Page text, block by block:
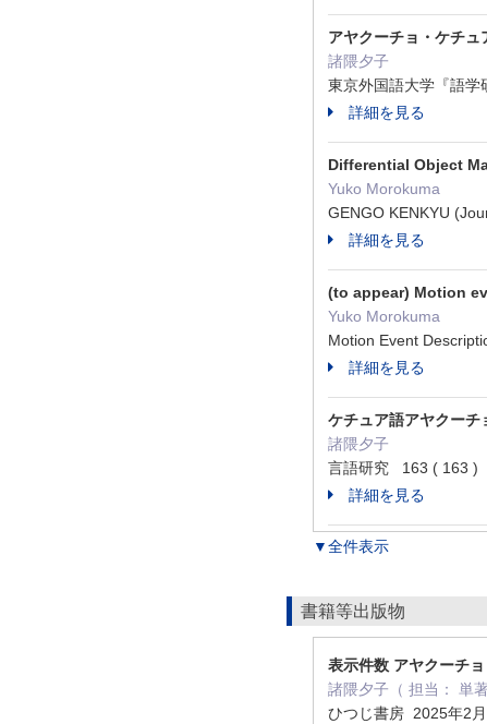
アヤクーチョ・ケチ
諸隈夕子
東京外国語大学『語
詳細を見る
Differential Object
Yuko Morokuma
GENGO KENKYU
詳細を見る
(to appear) Motion
Yuko Morokuma
Motion Event
詳細を見る
ケチュア語アヤクーチ
諸隈夕子
言語研究 163 ( 163 )
詳細を見る
▼全件表示
書籍等出版物
表示件数 アヤクーチ
諸隈夕子（ 担当： 単著
ひつじ書房 2025年2月